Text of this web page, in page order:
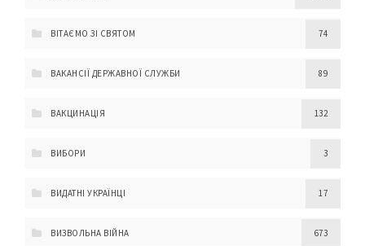
ВІТАЄМО ЗІ СВЯТОМ 74
ВАКАНСІЇ ДЕРЖАВНОЇ СЛУЖБИ 89
ВАКЦИНАЦІЯ 132
ВИБОРИ 3
ВИДАТНІ УКРАЇНЦІ 17
ВИЗВОЛЬНА ВІЙНА 673